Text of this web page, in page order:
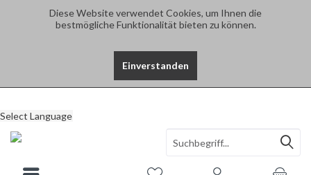
Diese Website verwendet Cookies, um Ihnen die
bestmögliche Funktionalität bieten zu können.
Einverstanden
Select Language